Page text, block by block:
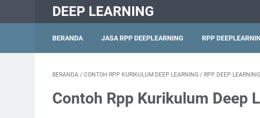
DEEP LEARNING
BERANDA JASA RPP DEEPLEARNING RPP
BERANDA / CONTOH RPP KURIKULUM DEEP LEARNING / RPP DEEP
Contoh Rpp Kurikulum Deep